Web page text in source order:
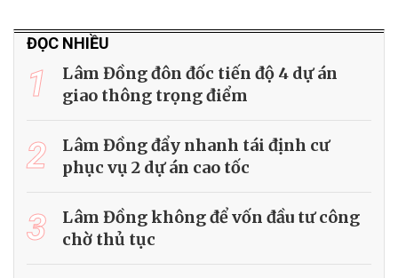
ĐỌC NHIỀU
1
Lâm Đồng đôn đốc tiến độ 4 dự án
giao thông trọng điểm
2
Lâm Đồng đẩy nhanh tái định cư
phục vụ 2 dự án cao tốc
3
Lâm Đồng không để vốn đầu tư công
chờ thủ tục